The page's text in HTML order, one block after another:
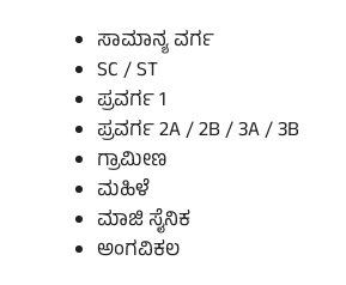
ಸಾಮಾನ್ಯ ವರ್ಗ
SC / ST
ಪ್ರವರ್ಗ 1
ಪ್ರವರ್ಗ 2A / 2B / 3A / 3B
ಗ್ರಾಮೀಣ
ಮಹಿಳೆ
ಮಾಜಿ ಸೈನಿಕ
ಅಂಗವಿಕಲ